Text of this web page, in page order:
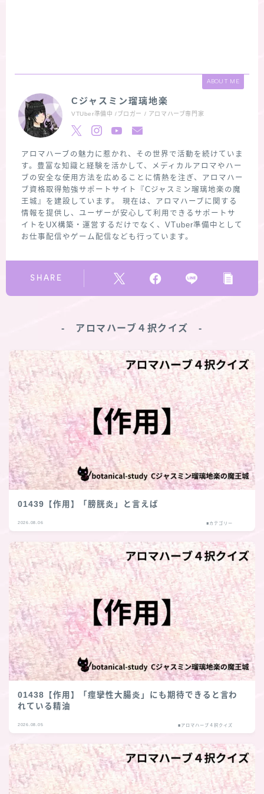
ABOUT ME
Cジャスミン瑠璃地楽
VTUber準備中 /ブロガー / アロマハーブ専門家
アロマハーブの魅力に惹かれ、その世界で活動を続けていま
す。豊富な知識と経験を活かして、メディカルアロマやハー
ブの安全な使用方法を広めることに情熱を注ぎ、アロマハー
ブ資格取得勉強サポートサイト『Cジャスミン瑠璃地楽の魔
王城』を建設しています。 現在は、アロマハーブに関する
情報を提供し、ユーザーが安心して利用できるサポートサ
イトをUX構築・運営するだけでなく、VTuber準備中として
お仕事配信やゲーム配信なども行っています。
SHARE
‐ アロマハーブ４択クイズ ‐
01439【作用】「膀胱炎」と言えば
2026.08.06 ■カテゴリー
01438【作用】「痙攣性大腸炎」にも期待できると言わ
れている精油
2026.08.05 ■アロマハーブ４択クイズ